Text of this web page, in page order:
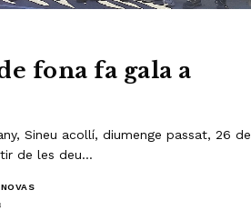
fona fa gala a
Sineu acollí, diumenge passat, 26 de
de les deu…